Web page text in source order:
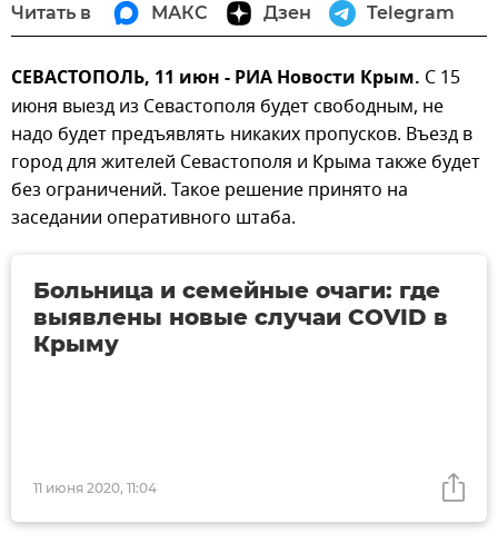
Читать в МАКС Дзен Telegram
СЕВАСТОПОЛЬ, 11 июн - РИА Новости Крым. С 15
июня выезд из Севастополя будет свободным, не
надо будет предъявлять никаких пропусков. Въезд в
город для жителей Севастополя и Крыма также будет
без ограничений. Такое решение принято на
заседании оперативного штаба.
11 июня 2020, 11:04
Больница и семейные очаги: где
выявлены новые случаи COVID в
Крыму